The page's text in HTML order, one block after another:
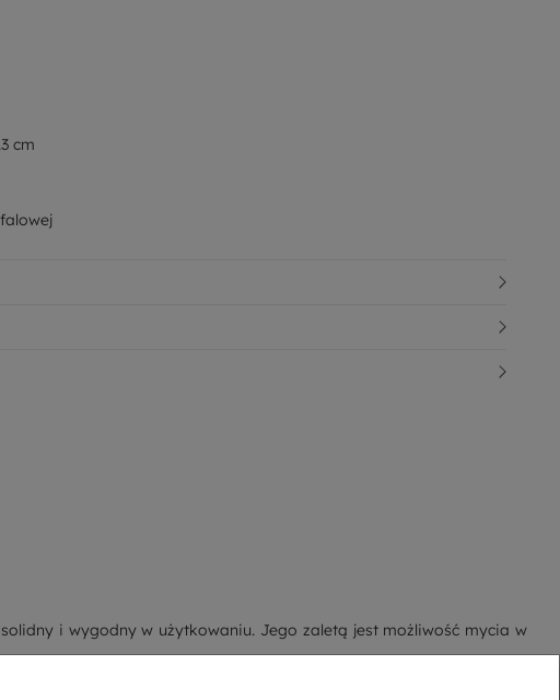
cm
i wygodny w użytkowaniu. Jego zaletą jest możliwość mycia w